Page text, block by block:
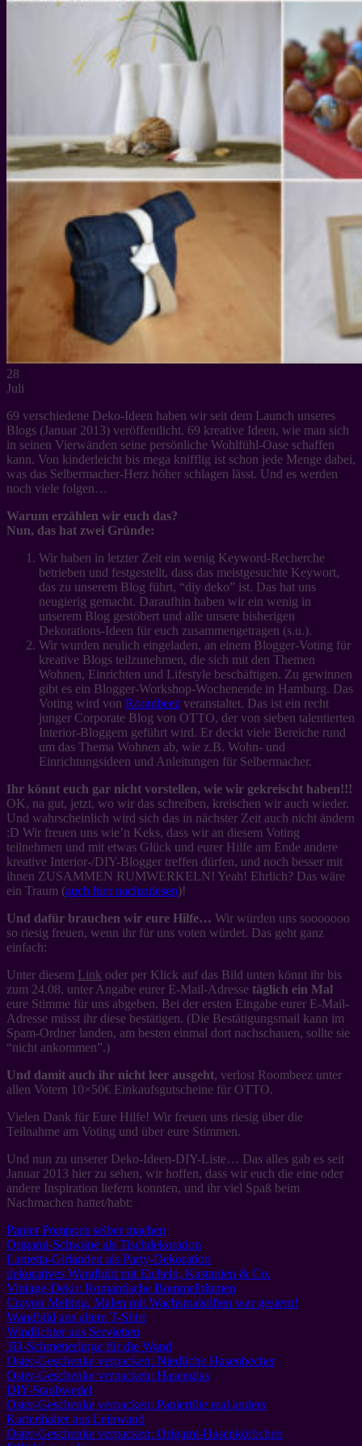
WEIHNACHTEN
WEIHNACHTS-GESCHENKIDEEN
DIY IDEEN FÜR WEIHNACHTEN
WEIHNACHTS-REZEPTE
SILVESTER
28
Juli
69 verschiedene Deko-Ideen haben wir seit dem Launch unseres
Blogs (Januar 2013) veröffentlicht. 69 kreative Ideen, wie man sich
in seinen Vierwänden seine persönliche Wohlfühl-Oase schaffen
kann. Von kinderleicht bis mega knifflig ist schon jede Menge dabei,
was das Selbermacher-Herz höher schlagen lässt. Und es werden
noch viele folgen…
Warum erzählen wir euch das?
Nun, das hat zwei Gründe:
Wir haben in letzter Zeit ein wenig Keyword-Recherche
betrieben und festgestellt, dass das meistgesuchte Keywort,
das zu unserem Blog führt, “diy deko” ist. Das hat uns
neugierig gemacht. Daraufhin haben wir ein wenig in
unserem Blog gestöbert und alle unsere bisherigen
Dekorations-Ideen für euch zusammengetragen (s.u.).
Wir wurden neulich eingeladen, an einem Blogger-Voting für
kreative Blogs teilzunehmen, die sich mit den Themen
Wohnen, Einrichten und Lifestyle beschäftigen. Zu gewinnen
gibt es ein Blogger-Workshop-Wochenende in Hamburg. Das
Voting wird von Roombeez veranstaltet. Das ist ein recht
junger Corporate Blog von OTTO, der von sieben talentierten
Interior-Bloggern geführt wird. Er deckt viele Bereiche rund
um das Thema Wohnen ab, wie z.B. Wohn- und
Einrichtungsideen und Anleitungen für Selbermacher.
Ihr könnt euch gar nicht vorstellen, wie wir gekreischt haben!!!
OK, na gut, jetzt, wo wir das schreiben, kreischen wir auch wieder.
Und wahrscheinlich wird sich das in nächster Zeit auch nicht ändern
:D Wir freuen uns wie’n Keks, dass wir an diesem Voting
teilnehmen und mit etwas Glück und eurer Hilfe am Ende andere
kreative Interior-/DIY-Blogger treffen dürfen, und noch besser mit
ihnen ZUSAMMEN RUMWERKELN! Yeah! Ehrlich? Das wäre
ein Traum (auch hier nachzulesen)!
Und dafür brauchen wir eure Hilfe… Wir würden uns sooooooo
so riesig freuen, wenn ihr für uns voten würdet. Das geht ganz
einfach:
Unter diesem Link oder per Klick auf das Bild unten könnt ihr bis
zum 24.08. unter Angabe eurer E-Mail-Adresse täglich ein Mal
eure Stimme für uns abgeben. Bei der ersten Eingabe eurer E-Mail-
Adresse müsst ihr diese bestätigen. (Die Bestätigungsmail kann im
Spam-Ordner landen, am besten einmal dort nachschauen, sollte sie
“nicht ankommen”.)
Und damit auch ihr nicht leer ausgeht, verlost Roombeez unter
allen Votern 10×50€ Einkaufsgutscheine für OTTO.
Vielen Dank für Eure Hilfe! Wir freuen uns riesig über die
Teilnahme am Voting und über eure Stimmen.
Und nun zu unserer Deko-Ideen-DIY-Liste… Das alles gab es seit
Januar 2013 hier zu sehen, wir hoffen, dass wir euch die eine oder
andere Inspiration liefern konnten, und ihr viel Spaß beim
Nachmachen hattet/habt:
Papier Pompons selber machen
Origami-Schwäne als Tischdekoration
Lametta-Girlanden als Party-Dekoration
dekoratives Wandbild mit Eicheln, Kastanien & Co.
Vintage-Deko: Romantische Bommelblumen
Crayon Melting, Malen mit Wachsmalstiften war gestern!
Wandbild aus altem T-Shirt
Windlichter aus Servietten
3D-Schmetterlinge für die Wand
Oster-Geschenke verpacken: Niedliche Hasenbecher
Oster-Geschenke verpacken: Hasenglas
DIY-Staubwedel
Oster-Geschenke verpacken: Papiertüte mal anders
Kartenhalter aus Leinwand
Oster-Geschenke verpacken: Origami-Hasenkörbchen